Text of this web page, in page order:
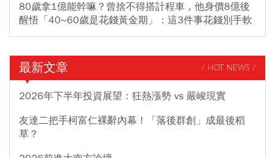
80歲拿1億能幹嘛？曾捨不得搭計程車，他身價8億後
醒悟「40~60歲是花錢黃金期」：這3件事花錢別手軟
最新文章 / HOT NEWS /
2026年下半年投資展望：狂熱漲勢 vs 嚴峻現實
友達二把手柯富仁裸辭內幕！「落後群創」成最後稻
草？